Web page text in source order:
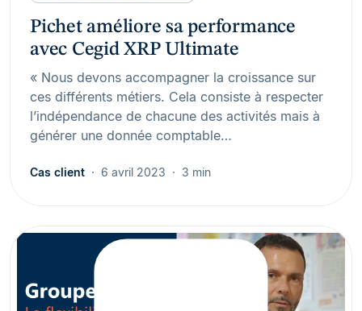
Pichet améliore sa performance
avec Cegid XRP Ultimate
« Nous devons accompagner la croissance sur
ces différents métiers. Cela consiste à respecter
l’indépendance de chacune des activités mais à
générer une donnée comptable…
Cas client 6 avril 2023 3 min